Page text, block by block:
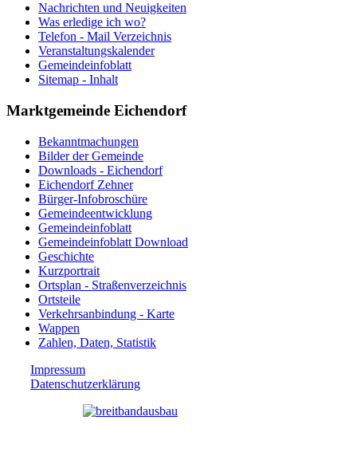
Nachrichten und Neuigkeiten
Was erledige ich wo?
Telefon - Mail Verzeichnis
Veranstaltungskalender
Gemeindeinfoblatt
Sitemap - Inhalt
Marktgemeinde Eichendorf
Bekanntmachungen
Bilder der Gemeinde
Downloads - Eichendorf
Eichendorf Zehner
Bürger-Infobroschüre
Gemeindeentwicklung
Gemeindeinfoblatt
Gemeindeinfoblatt Download
Geschichte
Kurzportrait
Ortsplan - Straßenverzeichnis
Ortsteile
Verkehrsanbindung - Karte
Wappen
Zahlen, Daten, Statistik
Impressum
Datenschutzerklärung